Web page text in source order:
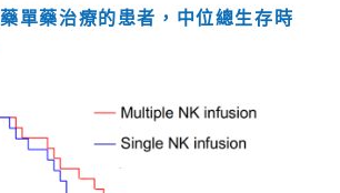
藥單藥治療的患者，中位總生存時